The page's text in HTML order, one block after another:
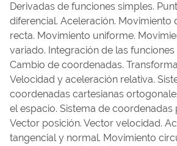
Derivadas de funciones simples.
diferencial. Aceleración. Movimiento
recta. Movimiento uniforme.
variado. Integración de las
Cambio de coordenadas.
Velocidad y aceleración relativa.
coordenadas cartesianas
el espacio. Sistema de coordenadas
Vector posición. Vector velocidad.
tangencial y normal. Movimiento